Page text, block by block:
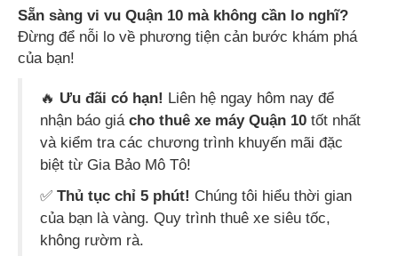
Sẵn sàng vi vu Quận 10 mà không cần lo nghĩ?
Đừng để nỗi lo về phương tiện cản bước khám phá
của bạn!
🔥 Ưu đãi có hạn! Liên hệ ngay hôm nay để
nhận báo giá cho thuê xe máy Quận 10 tốt nhất
và kiểm tra các chương trình khuyến mãi đặc
biệt từ Gia Bảo Mô Tô!
✅ Thủ tục chỉ 5 phút! Chúng tôi hiểu thời gian
của bạn là vàng. Quy trình thuê xe siêu tốc,
không rườm rà.